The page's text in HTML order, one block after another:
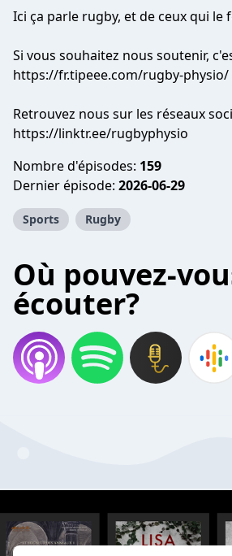
Ici ça parle rugby, et de ceux qui le
Si vous souhaitez nous soutenir,
https://fr.tipeee.com/rugby-physio/
Retrouvez nous sur les réseaux
https://linktr.ee/rugbyphysio
Nombre d'épisodes: 159
Dernier épisode: 2026-06-29
Sports Rugby
Où pouvez-
écouter?